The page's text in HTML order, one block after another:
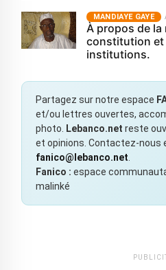
MANDIAYE GAYE
À propos de la
constitution et
institutions.
Partagez sur notre espace
et/ou lettres ouvertes,
photo.
Lebanco.net reste
et opinions. Contactez-nous
fanico@lebanco.net
Fanico : espace
malinké